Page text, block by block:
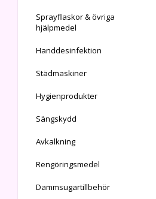
Sprayflaskor & övriga
hjälpmedel
Handdesinfektion
Städmaskiner
Hygienprodukter
Sängskydd
Avkalkning
Rengöringsmedel
Dammsugartillbehör